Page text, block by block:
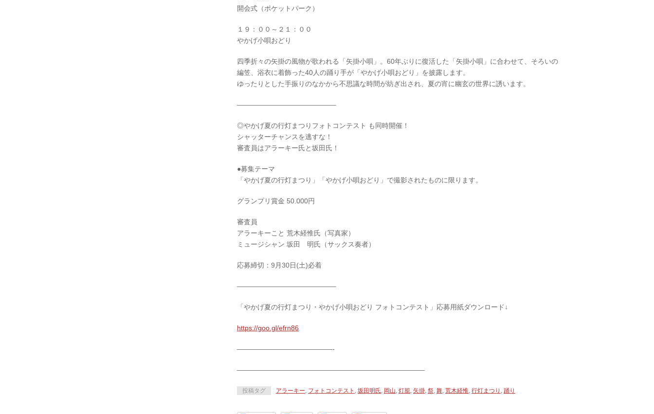
開会式（ポケットパーク）
１９：００～２１：００
やかげ小唄おどり
四季折々の矢掛の風物が歌われる「矢掛小唄」。60年ぶりに復活した「矢掛小唄」に合わせて、そろいの
編笠、浴衣に着飾った40人の踊り手が「やかげ小唄おどり」を披露します。
ゆったりとした手振りのなかから不思議な時間が紡ぎ出され、夏の宵に幽玄の世界に誘います。
——————————————–
◎やかげ夏の行灯まつりフォトコンテスト も同時開催！
シャッターチャンスを逃すな！
審査員はアラーキー氏と坂田氏！
●募集テーマ
「やかげ夏の行灯まつり」「やかげ小唄おどり」で撮影されたものに限ります。
グランプリ賞金 50.000円
審査員
アラーキーこと 荒木経惟氏（写真家）
ミュージシャン 坂田 明氏（サックス奏者）
応募締切：9月30日(土)必着
——————————————–
「やかげ夏の行灯まつり・やかげ小唄おどり フォトコンテスト」応募用紙ダウンロード↓
https://goo.gl/efrn86
——————————————-
———————————————————————————–
投稿タグ アラーキー, フォトコンテスト , 坂田明氏, 岡山, 灯籠, 矢掛, 祭, 舞, 荒木経惟, 行灯まつり , 踊り